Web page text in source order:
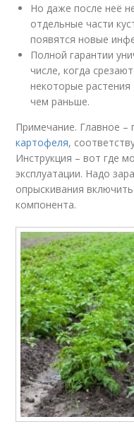
Но даже после неё
отдельные части
появятся новые
Полной гарантии
числе, когда
некоторые
чем раньше.
Примечание. Главное
картофеля,
Инструкция – вот где
эксплуатации. Надо
опрыскивания
компонента.